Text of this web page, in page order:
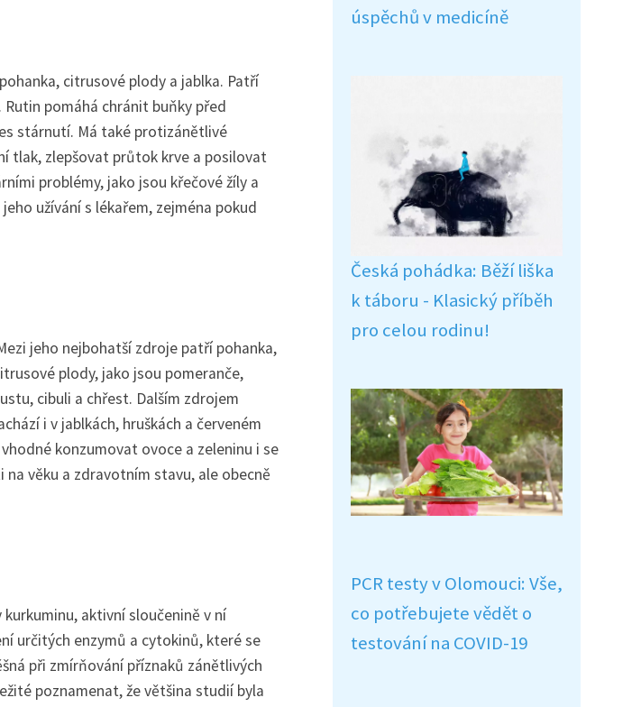
citrusové plody a jablka. Patří
pomáhá chránit buňky před
stárnutí. Má také protizánětlivé
tlak, zlepšovat průtok krve a posilovat
problémy, jako jsou křečové žíly a
užívání s lékařem, zejména pokud
jeho nejbohatší zdroje patří pohanka,
plody, jako jsou pomeranče,
cibuli a chřest. Dalším zdrojem
i v jablkách, hruškách a červeném
konzumovat ovoce a zeleninu i se
věku a zdravotním stavu, ale obecně
aktivní sloučenině v ní
určitých enzymů a cytokinů, které se
při zmírňování příznaků zánětlivých
poznamenat, že většina studií byla
úspěchů v medicíně
Česká pohádka: Běží liška
k táboru - Klasický příběh
pro celou rodinu!
PCR testy v Olomouci: Vše,
co potřebujete vědět o
testování na COVID-19